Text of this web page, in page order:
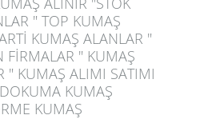
" TOP KUMAŞ
KUMAŞ ALANLAR "
FİRMALAR " KUMAŞ
" KUMAŞ ALIMI SATIMI
KUMAŞ
KUMAŞ